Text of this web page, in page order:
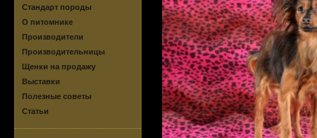
Стандарт породы
О питомнике
Производители
Производительницы
Щенки на продажу
Выставки
Полезные советы
Статьи